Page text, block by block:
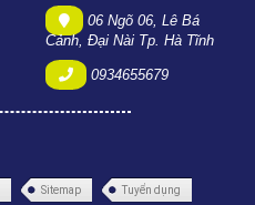
06 Ngõ 06, Lê Bá
Cảnh, Đại Nài Tp. Hà Tĩnh
0934655679
Sitemap Tuyển dụng